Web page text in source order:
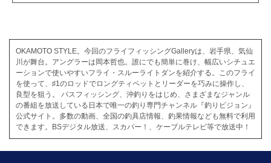
OKAMOTO STYLE。今回のフライフィッシングGalleryは、岩手県、気仙
川が舞台。アングラーは岡本哲也。誰にでも簡単に巻け、幅広いシチュエ
ーションで使いやすいフライ・スルーライトダンを紹介する。このフライ
を使って、♯1のロッドでロングティペットとリーダーを巧みに操作し、
良型を狙う。 バスフィッシング、沖釣りをはじめ、さまざまなジャンル
の番組を放送している日本で唯一の釣り専門チャンネル『釣りビジョン』
公式サイト。多数の動画、全国の釣具店情報、釣果情報なども無料で利用
できます。BSデジタル放送、スカパー！、ケーブルテレビ等で放送中！